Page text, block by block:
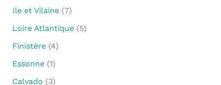
Ile et Vilaine(7)
Loire Atlantique(5)
Finistère(4)
Essonne(1)
Calvado (3)